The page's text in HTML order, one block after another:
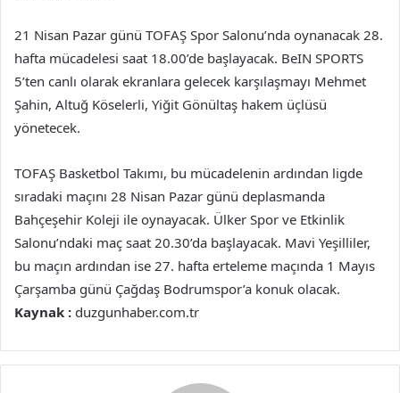
21 Nisan Pazar günü TOFAŞ Spor Salonu’nda oynanacak 28.
hafta mücadelesi saat 18.00’de başlayacak. BeIN SPORTS
5’ten canlı olarak ekranlara gelecek karşılaşmayı Mehmet
Şahin, Altuğ Köselerli, Yiğit Gönültaş hakem üçlüsü
yönetecek.
TOFAŞ Basketbol Takımı, bu mücadelenin ardından ligde
sıradaki maçını 28 Nisan Pazar günü deplasmanda
Bahçeşehir Koleji ile oynayacak. Ülker Spor ve Etkinlik
Salonu’ndaki maç saat 20.30’da başlayacak. Mavi Yeşilliler,
bu maçın ardından ise 27. hafta erteleme maçında 1 Mayıs
Çarşamba günü Çağdaş Bodrumspor’a konuk olacak.
Kaynak : duzgunhaber.com.tr